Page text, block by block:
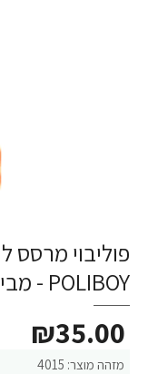
POLIBOY - מבית יעקבי
מזהה מוצר: 4015
₪35.00